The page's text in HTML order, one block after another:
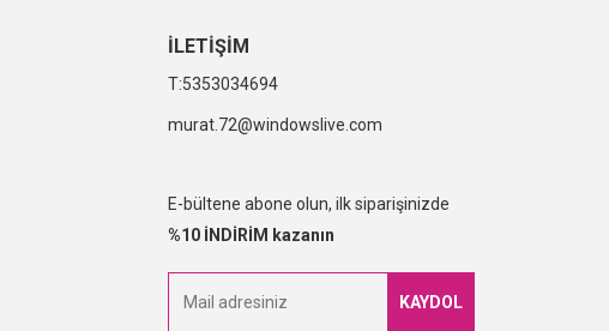
İLETİŞİM
5353034694
murat.72@windowslive.com
E-bültene abone olun, ilk siparişinizde
%10 İNDİRİM kazanın
KAYDOL